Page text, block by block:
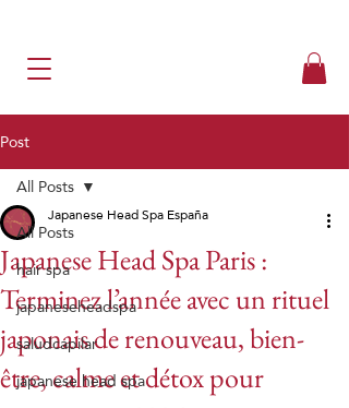
Post
All Posts
hair spa
japaneseheadspa
saludcapilar
japanese head spa
All Posts
Japanese Head Spa Paris :
Terminez l’année avec un rituel
japonais de renouveau, bien-
être, calme et détox pour
Japanese Head Spa España